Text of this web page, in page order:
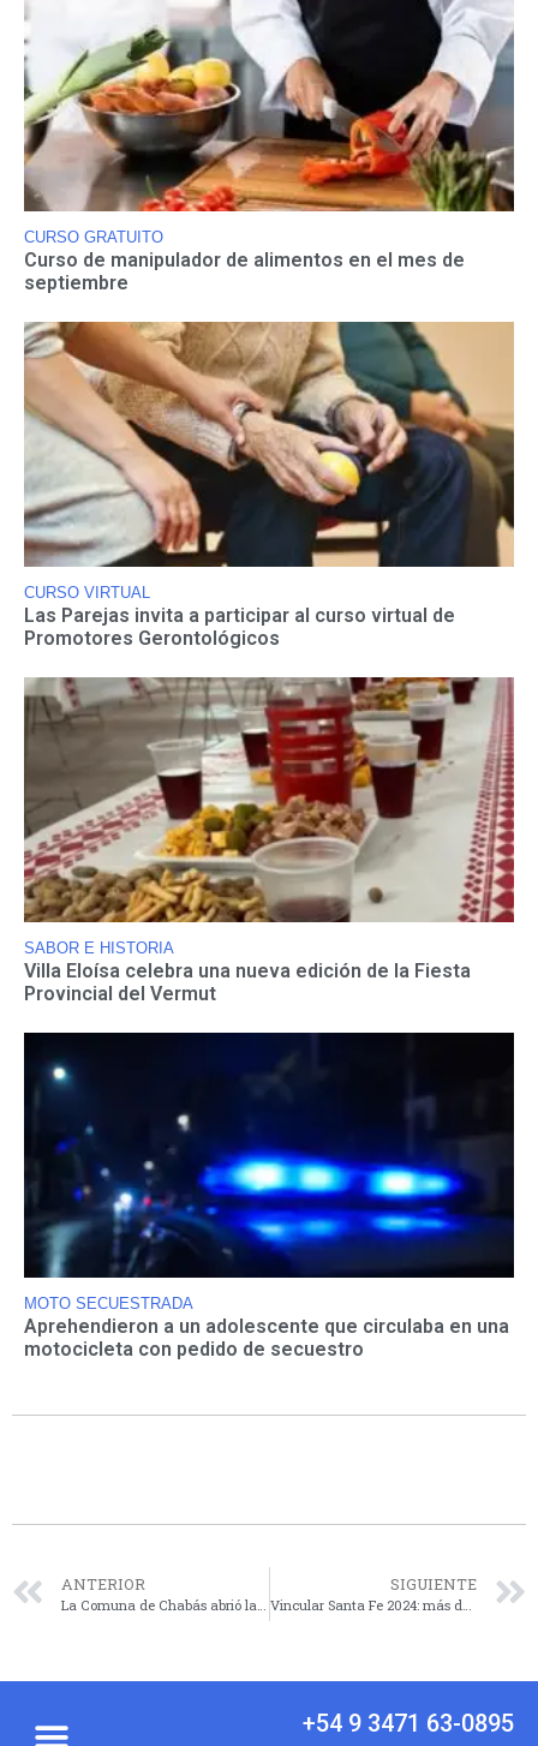
CURSO GRATUITO
Curso de manipulador de alimentos en el mes de
septiembre
CURSO VIRTUAL
Las Parejas invita a participar al curso virtual de
Promotores Gerontológicos
SABOR E HISTORIA
Villa Eloísa celebra una nueva edición de la Fiesta
Provincial del Vermut
MOTO SECUESTRADA
Aprehendieron a un adolescente que circulaba en una
motocicleta con pedido de secuestro
ANTERIOR SIGUIENTE
+54 9 3471 63-0895